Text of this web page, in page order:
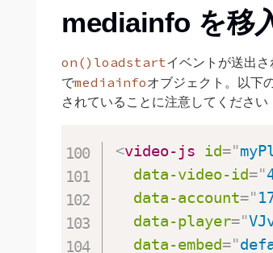
mediainfo を移
on() loadstartイベントが送出
でmediainfoオブジェクト。以下
されていることに注意してください
<video-js id="
data-video-id="
data-account="
data-player="
data-embed="